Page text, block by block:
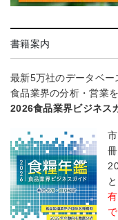
書籍案内
最新5万社のデータベー
食品業界の分析・営業
2026食品業界ビジネス